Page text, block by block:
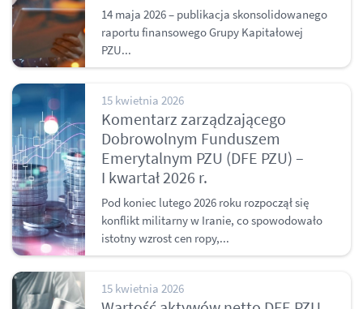
14 maja 2026 – publikacja skonsolidowanego
raportu finansowego Grupy Kapitałowej
PZU...
15 kwietnia 2026
Komentarz zarządzającego
Dobrowolnym Funduszem
Emerytalnym PZU (DFE PZU) –
I kwartał 2026 r.
Pod koniec lutego 2026 roku rozpoczął się
konflikt militarny w Iranie, co spowodowało
istotny wzrost cen ropy,...
15 kwietnia 2026